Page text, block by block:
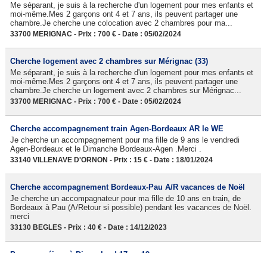
Me séparant, je suis à la recherche d'un logement pour mes enfants et
moi-même.Mes 2 garçons ont 4 et 7 ans, ils peuvent partager une
chambre.Je cherche une colocation avec 2 chambres pour ma...
33700 MERIGNAC - Prix : 700 € - Date : 05/02/2024
Cherche logement avec 2 chambres sur Mérignac (33)
Me séparant, je suis à la recherche d'un logement pour mes enfants et
moi-même.Mes 2 garçons ont 4 et 7 ans, ils peuvent partager une
chambre.Je cherche un logement avec 2 chambres sur Mérignac...
33700 MERIGNAC - Prix : 700 € - Date : 05/02/2024
Cherche accompagnement train Agen-Bordeaux AR le WE
Je cherche un accompagnement pour ma fille de 9 ans le vendredi
Agen-Bordeaux et le Dimanche Bordeaux-Agen .Merci .
33140 VILLENAVE D'ORNON - Prix : 15 € - Date : 18/01/2024
Cherche accompagnement Bordeaux-Pau A/R vacances de Noël
Je cherche un accompagnateur pour ma fille de 10 ans en train, de
Bordeaux à Pau (A/Retour si possible) pendant les vacances de Noël.
merci
33130 BEGLES - Prix : 40 € - Date : 14/12/2023